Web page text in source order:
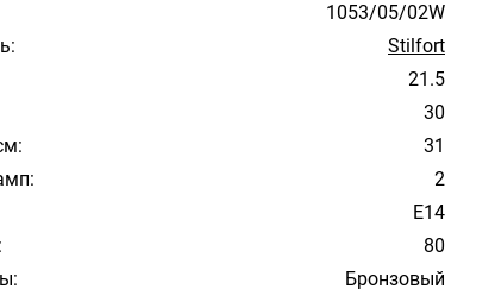
1053/05/02W
Stilfort
21.5
30
31
2
E14
80
Бронзовый